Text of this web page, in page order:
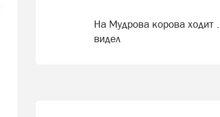
На Мудрова корова ходит ...
видел